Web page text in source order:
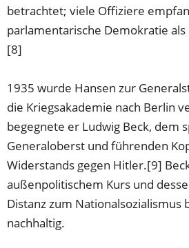
betrachtet; viele Offiziere
parlamentarische Demokratie als
[8]
1935 wurde Hansen zur
die Kriegsakademie nach Berlin
begegnete er Ludwig Beck, dem
Generaloberst und führenden
Widerstands gegen Hitler.[9]
außenpolitischem Kurs und
Distanz zum Nationalsozialismus
nachhaltig.